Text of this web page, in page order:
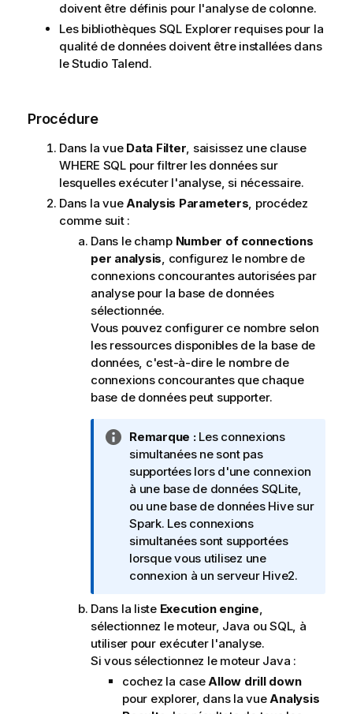
doivent être définis pour l'analyse de colonne.
Les bibliothèques SQL Explorer requises pour la
qualité de données doivent être installées dans
leStudio Talend.
Procédure
Dans la vue Data Filter, saisissez une clause
WHERE SQL pour filtrer les données sur
lesquelles exécuter l'analyse, si nécessaire.
Dans la vueAnalysis Parameters, procédez
comme suit :
Dans le champ Number of connections
per analysis, configurez le nombre de
connexions concourantes autorisées par
analyse pour la base de données
sélectionnée.
Vous pouvez configurer ce nombre selon
les ressources disponibles de la base de
données, c'est-à-dire le nombre de
connexions concourantes que chaque
base de données peut supporter.
N
o
t
e
I
n
f
o
r
a
t
i
o
n
s
Remarque :Les connexions
simultanées ne sont pas
supportées lors d'une connexion
à une base de données SQLite,
ou une base de données Hive sur
Spark. Les connexions
simultanées sont supportées
lorsque vous utilisez une
connexion à un serveur Hive2.
Dans la liste Execution engine,
sélectionnez le moteur, Java ou SQL, à
utiliser pour exécuter l'analyse.
Si vous sélectionnez le moteur Java :
cochez la caseAllow drill down
pour explorer, dans la vueAnalysis